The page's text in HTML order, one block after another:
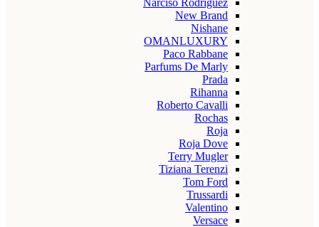
Narciso Rodriguez
New Brand
Nishane
OMANLUXURY
Paco Rabbane
Parfums De Marly
Prada
Rihanna
Roberto Cavalli
Rochas
Roja
Roja Dove
Terry Mugler
Tiziana Terenzi
Tom Ford
Trussardi
Valentino
Versace